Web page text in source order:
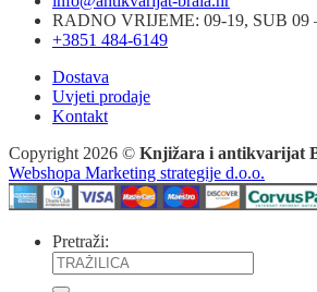
RADNO VRIJEME: 09-19, SUB 09
+3851 484-6149
Dostava
Uvjeti prodaje
Kontakt
Copyright 2026 © Knjižara i antikvarijat
Webshopa Marketing strategije d.o.o.
Pretraži: